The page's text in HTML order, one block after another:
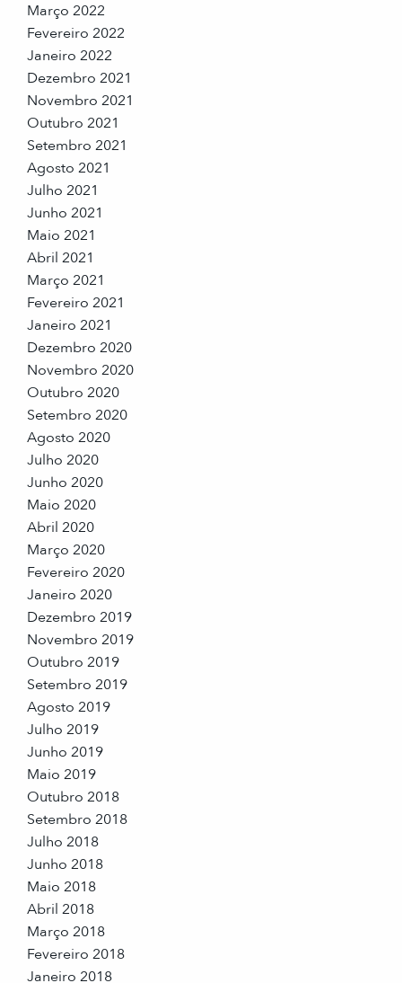
Março 2022
Fevereiro 2022
Janeiro 2022
Dezembro 2021
Novembro 2021
Outubro 2021
Setembro 2021
Agosto 2021
Julho 2021
Junho 2021
Maio 2021
Abril 2021
Março 2021
Fevereiro 2021
Janeiro 2021
Dezembro 2020
Novembro 2020
Outubro 2020
Setembro 2020
Agosto 2020
Julho 2020
Junho 2020
Maio 2020
Abril 2020
Março 2020
Fevereiro 2020
Janeiro 2020
Dezembro 2019
Novembro 2019
Outubro 2019
Setembro 2019
Agosto 2019
Julho 2019
Junho 2019
Maio 2019
Outubro 2018
Setembro 2018
Julho 2018
Junho 2018
Maio 2018
Abril 2018
Março 2018
Fevereiro 2018
Janeiro 2018